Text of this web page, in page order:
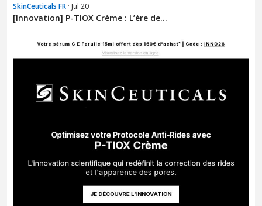
SkinCeuticals FR · Jul 20
[Innovation] P-TIOX Crème : L’ère de...